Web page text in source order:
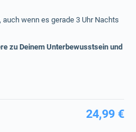
wenn es gerade 3 Uhr Nachts
zu Deinem Unterbewusstsein und
24,99 €